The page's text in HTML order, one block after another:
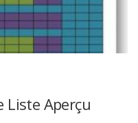
Liste Aperçu